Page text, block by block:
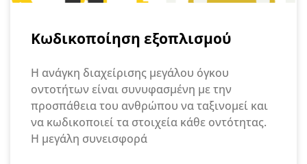
Κωδικοποίηση εξοπλισμού
Η ανάγκη διαχείρισης μεγάλου όγκου
οντοτήτων είναι συνυφασμένη με την
προσπάθεια του ανθρώπου να ταξινομεί και
να κωδικοποιεί τα στοιχεία κάθε οντότητας.
Η μεγάλη συνεισφορά